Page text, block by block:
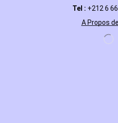
Tel : +212 6
A Propos